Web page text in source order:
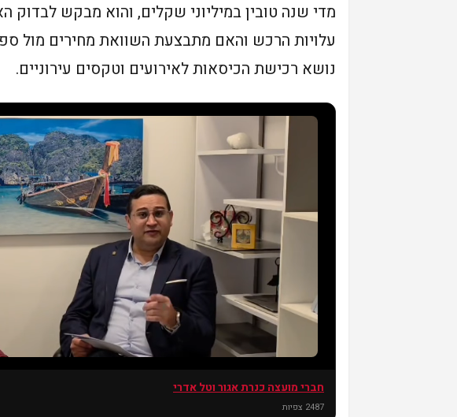
מדי שנה טובין במיליוני שקלים, והוא מבקש לבדוק
עלויות הרכש והאם מתבצעת השוואת מחירים מול
נושא רכישת הכיסאות לאירועים וטקסים עירוניים.
חדשו
חברי מועצה כנרת אגור וטל אדרי
2487 צפיות